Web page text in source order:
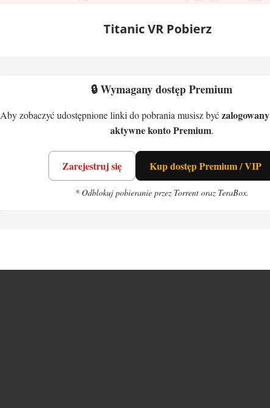
Titanic VR Pobierz
🔒 Wymagany dostęp Premium
Aby zobaczyć udostępnione linki do pobrania musisz byćzalogowany
aktywne konto Premium.
Zarejestruj się Kup dostęp Premium / VIP
* Odblokuj pobieranie przez Torrent oraz TeraBox.